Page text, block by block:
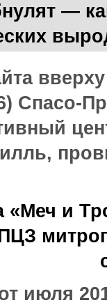
—
Спасо-
«Меч и
июля